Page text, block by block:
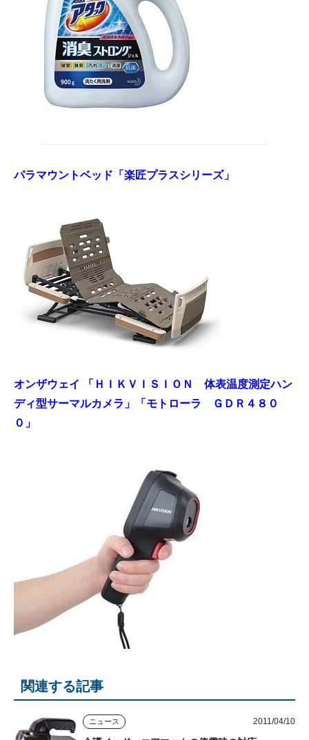
パラマウントベッド「楽匠プラスシリーズ」
オンザウェイ 「ＨＩＫＶＩＳＩＯＮ 体表温度測定ハン
ディ型サーマルカメラ」「モトローラ ＧＤＲ４８０
０」
関連する記事
ニュース 2011/04/10